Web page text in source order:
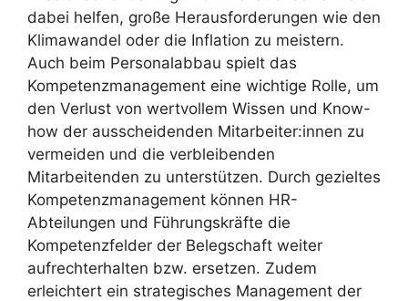
dabei helfen, große Herausforderungen wie den
Klimawandel oder die Inflation zu meistern.
Auch beim Personalabbau spielt das
Kompetenzmanagement eine wichtige Rolle, um
den Verlust von wertvollem Wissen und Know-
how der ausscheidenden Mitarbeiter:innen zu
vermeiden und die verbleibenden
Mitarbeitenden zu unterstützen. Durch gezieltes
Kompetenzmanagement können HR-
Abteilungen und Führungskräfte die
Kompetenzfelder der Belegschaft weiter
aufrechterhalten bzw. ersetzen. Zudem
erleichtert ein strategisches Management der